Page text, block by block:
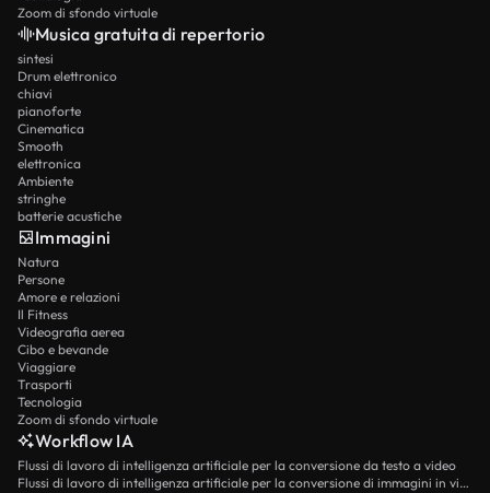
Zoom di sfondo virtuale
Musica gratuita di repertorio
sintesi
Drum elettronico
chiavi
pianoforte
Cinematica
Smooth
elettronica
Ambiente
stringhe
batterie acustiche
Immagini
Natura
Persone
Amore e relazioni
Il Fitness
Videografia aerea
Cibo e bevande
Viaggiare
Trasporti
Tecnologia
Zoom di sfondo virtuale
Workflow IA
Flussi di lavoro di intelligenza artificiale per la conversione da testo a video
Flussi di lavoro di intelligenza artificiale per la conversione di immagini in video